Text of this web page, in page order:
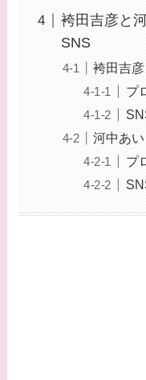
袴田吉彦と
SNS
袴田吉彦
プ
河中あい
プ